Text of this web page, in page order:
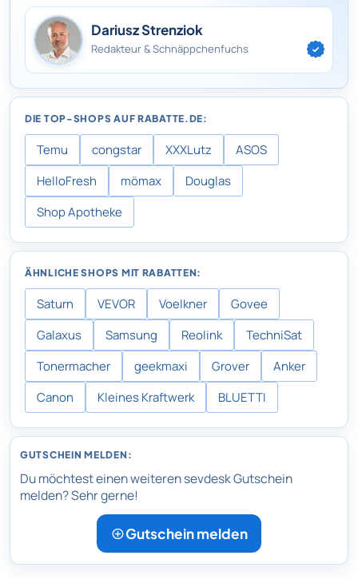
Dariusz Strenziok
Redakteur & Schnäppchenfuchs
DIE TOP-SHOPS AUF RABATTE.DE:
Temu congstar XXXLutz
ASOS
HelloFresh
mömax
Douglas
Shop Apotheke
ÄHNLICHE SHOPS MIT RABATTEN:
Saturn VEVOR Voelkner
Govee
Galaxus
Samsung Reolink
TechniSat
Tonermacher
geekmaxi Grover
Anker
Canon
Kleines Kraftwerk BLUETTI
GUTSCHEIN MELDEN:
Du möchtest einen weiteren sevdesk Gutschein
melden? Sehr gerne!
Gutschein melden